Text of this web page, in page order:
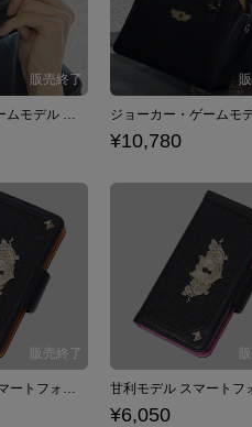
ジョーカー・ゲームモデル 財布
¥10,780
波多野モデル スマートフォンケース iPhone6/6s/7/8対応 ジョーカー・ゲーム
¥6,050